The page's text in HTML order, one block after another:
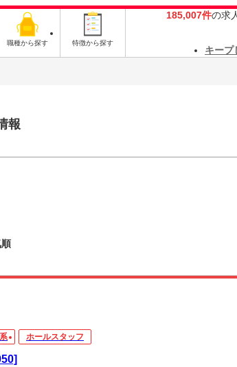
職種から探す 特徴から探す
185,007件の求
キープ
報
順
ホールスタッフ